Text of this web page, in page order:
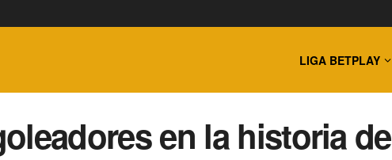
LIGA BETPLAY
en la historia de